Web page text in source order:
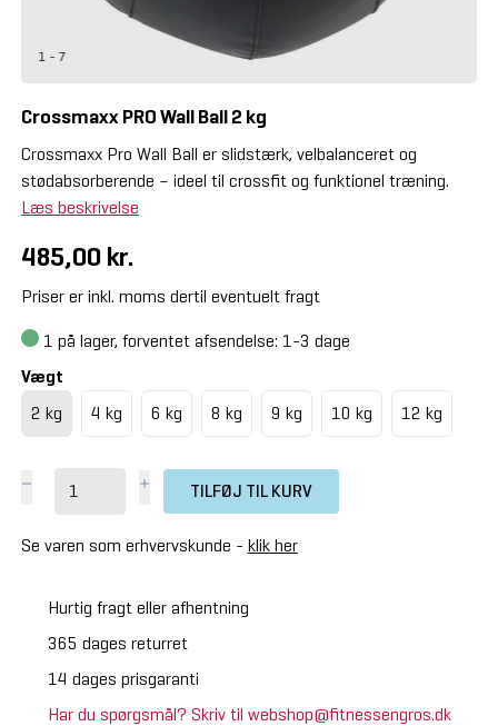
1 - 7
Crossmaxx PRO Wall Ball 2 kg
Crossmaxx Pro Wall Ball er slidstærk, velbalanceret og
stødabsorberende – ideel til crossfit og funktionel træning.
Læs beskrivelse
485,00 kr.
Priser er inkl. moms dertil eventuelt fragt
1 på lager, forventet afsendelse: 1-3 dage
Vægt
2 kg
4 kg 6 kg 8 kg 9 kg 10 kg 12 kg
TILFØJ TIL KURV
Se varen som erhvervskunde - klik her
Hurtig fragt eller afhentning
365 dages returret
14 dages prisgaranti
Har du spørgsmål? Skriv til webshop@fitnessengros.dk